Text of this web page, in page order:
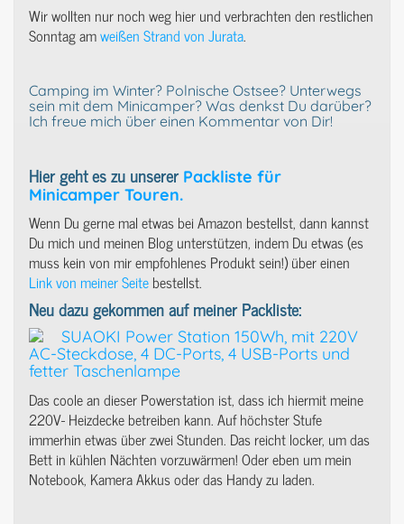
Wir wollten nur noch weg hier und verbrachten den restlichen
Sonntag amweißen Strand von Jurata.
Camping im Winter? Polnische Ostsee? Unterwegs
sein mit dem Minicamper? Was denkst Du darüber?
Ich freue mich über einen Kommentar von Dir!
Hier geht es zu unserer Packliste für
Minicamper Touren.
Wenn Du gerne mal etwas bei Amazon bestellst, dann kannst
Du mich und meinen Blog unterstützen, indem Du etwas (es
muss kein von mir empfohlenes Produkt sein!) über einen
Link von meiner Seitebestellst.
Neu dazu gekommen auf meiner Packliste:
SUAOKI Power Station 150Wh, mit 220V
AC-Steckdose, 4 DC-Ports, 4 USB-Ports und
fetter Taschenlampe
Das coole an dieser Powerstation ist, dass ich hiermit meine
220V- Heizdecke betreiben kann. Auf höchster Stufe
immerhin etwas über zwei Stunden. Das reicht locker, um das
Bett in kühlen Nächten vorzuwärmen! Oder eben um mein
Notebook, Kamera Akkus oder das Handy zu laden.